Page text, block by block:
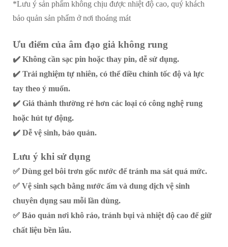
*Lưu ý sản phẩm không chịu được nhiệt độ cao, quý khách
bảo quản sản phẩm ở nơi thoáng mát
Ưu điểm của âm đạo giả không rung
✔️ Không cần sạc pin hoặc thay pin, dễ sử dụng.
✔️ Trải nghiệm tự nhiên, có thể điều chỉnh tốc độ và lực
tay theo ý muốn.
✔️ Giá thành thường rẻ hơn các loại có công nghệ rung
hoặc hút tự động.
✔️ Dễ vệ sinh, bảo quản.
Lưu ý khi sử dụng
✅ Dùng gel bôi trơn gốc nước để tránh ma sát quá mức.
✅ Vệ sinh sạch bằng nước ấm và dung dịch vệ sinh
chuyên dụng sau mỗi lần dùng.
✅ Bảo quản nơi khô ráo, tránh bụi và nhiệt độ cao để giữ
chất liệu bền lâu.